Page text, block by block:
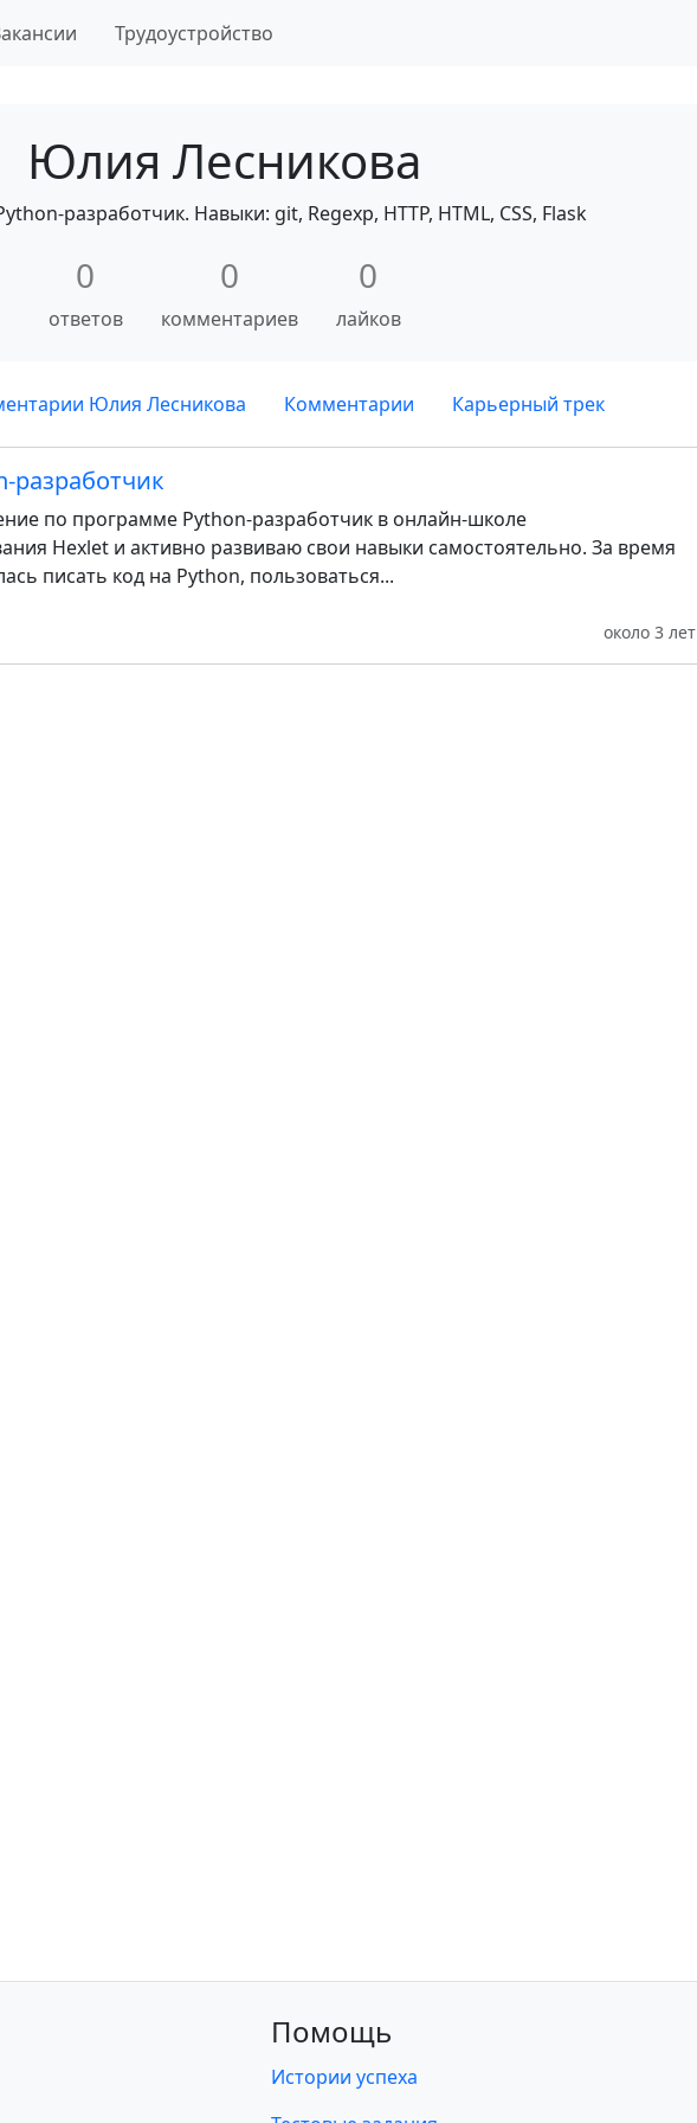
Трудоустройство
Юлия Лесникова
разработчик. Навыки: git, Regexp, HTTP, HTML, CSS, Flask
0
ответов
0
комментариев
0
лайков
Юлия Лесникова Комментарии Карьерный трек
разработчик
по программе Python-разработчик в онлайн-школе
Hexlet и активно развиваю свои навыки самостоятельно. За время
писать код на Python, пользоваться...
около 3 лет
Помощь
Истории успеха